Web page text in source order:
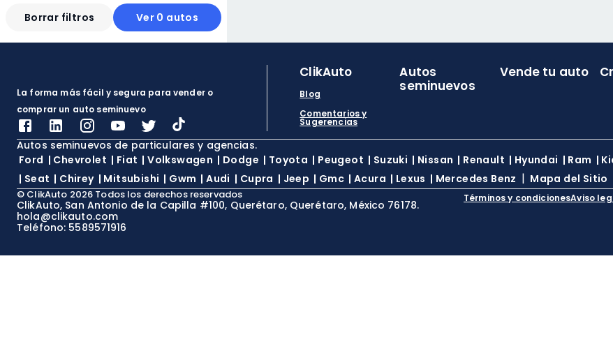
Borrar filtros Ver 0 autos
La forma más fácil y segura para vender o
comprar un auto seminuevo
ClikAuto
Blog
Comentarios y
Sugerencias
Autos
seminuevos
Vende tu auto
Autos seminuevos de particulares y agencias.
Ford | Chevrolet | Fiat |Volkswagen | Dodge | Toyota | Peugeot | Suzuki | Nissan | Renault | Hyundai | Ram |
| Seat | Chirey | Mitsubishi | Gwm |Audi | Cupra | Jeep | Gmc | Acura | Lexus | Mercedes Benz | Mapa del Sitio
© ClikAuto 2026 Todos los derechos reservados
ClikAuto, San Antonio de la Capilla #100, Querétaro, Querétaro, México 76178.
hola@clikauto.com
Teléfono: 5589571916
Términos y condicionesAviso